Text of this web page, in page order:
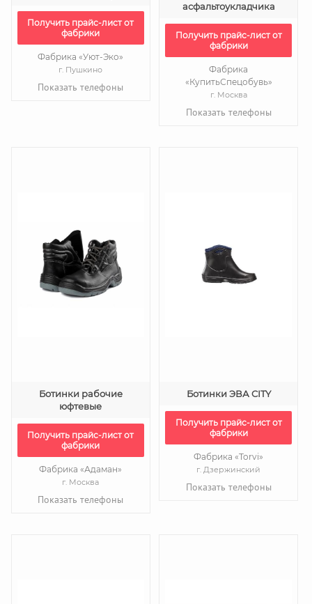
Получить прайс-лист от
фабрики
Фабрика «Уют-Эко»
г. Пушкино
Показать телефоны
асфальтоукладчика
Получить прайс-лист от
фабрики
Фабрика
«КупитьСпецобувь»
г. Москва
Показать телефоны
Ботинки рабочие
юфтевые
Получить прайс-лист от
фабрики
Фабрика «Адаман»
г. Москва
Показать телефоны
Ботинки ЭВА CITY
Получить прайс-лист от
фабрики
Фабрика «Torvi»
г. Дзержинский
Показать телефоны